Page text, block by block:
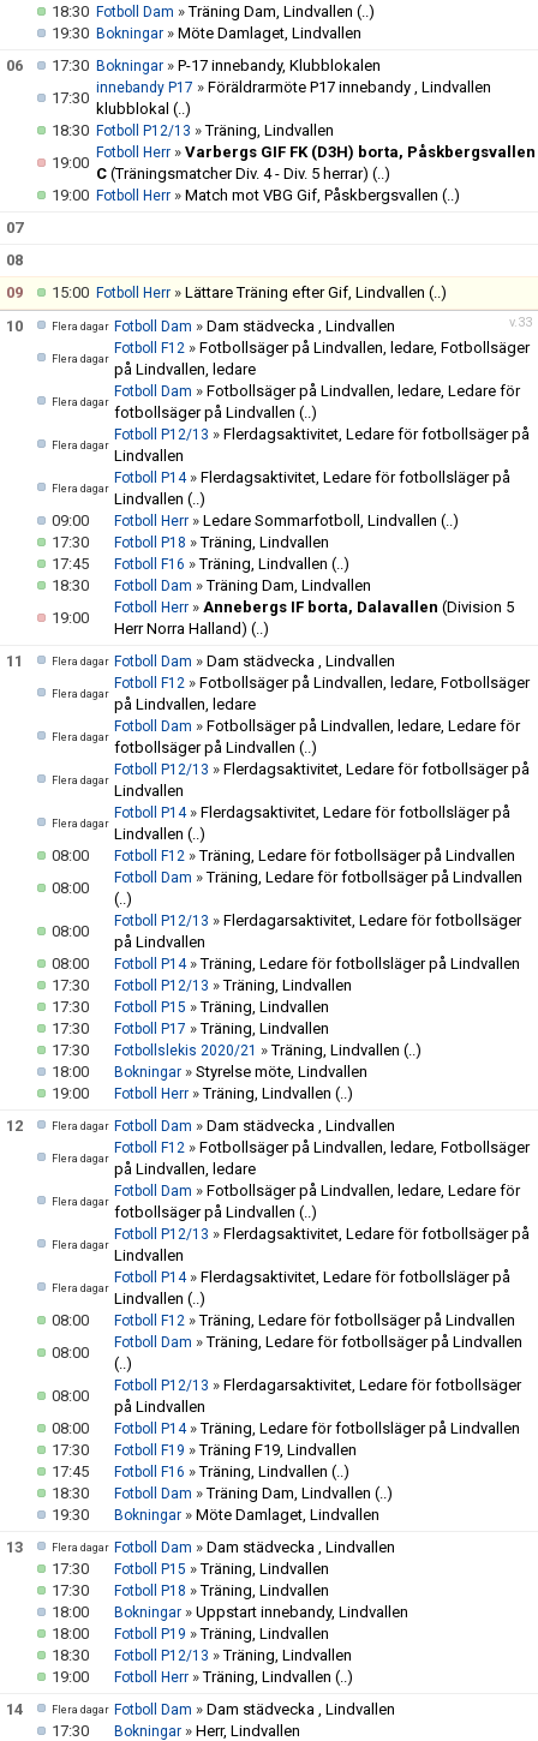
18:30 Fotboll Dam »Träning Dam, Lindvallen (..)
19:30 Bokningar » Möte Damlaget, Lindvallen
06
17:30 Bokningar » P-17 innebandy, Klubblokalen
17:30
innebandy P17 » Föräldrarmöte P17 innebandy , Lindvallen
klubblokal (..)
18:30 Fotboll P12/13 »Träning, Lindvallen
19:00
Fotboll Herr » Varbergs GIF FK (D3H) borta, Påskbergsvallen
C (Träningsmatcher Div. 4 - Div. 5 herrar) (..)
19:00 Fotboll Herr » Match mot VBG Gif, Påskbergsvallen (..)
07
08
09
15:00 Fotboll Herr » Lättare Träning efter Gif, Lindvallen (..)
v.33
10 Flera dagar Fotboll Dam » Dam städvecka , Lindvallen
Flera dagar
Fotboll F12 » Fotbollsäger på Lindvallen, ledare, Fotbollsäger
på Lindvallen, ledare
Flera dagar
Fotboll Dam » Fotbollsäger på Lindvallen, ledare, Ledare för
fotbollsäger på Lindvallen (..)
Flera dagar
Fotboll P12/13 » Flerdagsaktivitet, Ledare för fotbollsäger på
Lindvallen
Flera dagar
Fotboll P14» Flerdagsaktivitet, Ledare för fotbollsläger på
Lindvallen (..)
09:00
Fotboll Herr » Ledare Sommarfotboll, Lindvallen (..)
17:30
Fotboll P18 »Träning, Lindvallen
17:45
Fotboll F16 »Träning, Lindvallen (..)
18:30
Fotboll Dam »Träning Dam, Lindvallen
19:00
Fotboll Herr » Annebergs IF borta, Dalavallen (Division 5
Herr Norra Halland) (..)
11
Flera dagar Fotboll Dam » Dam städvecka , Lindvallen
Flera dagar
Fotboll F12 » Fotbollsäger på Lindvallen, ledare, Fotbollsäger
på Lindvallen, ledare
Flera dagar
Fotboll Dam » Fotbollsäger på Lindvallen, ledare, Ledare för
fotbollsäger på Lindvallen (..)
Flera dagar
Fotboll P12/13 » Flerdagsaktivitet, Ledare för fotbollsäger på
Lindvallen
Flera dagar
Fotboll P14» Flerdagsaktivitet, Ledare för fotbollsläger på
Lindvallen (..)
08:00
Fotboll F12 »Träning, Ledare för fotbollsäger på Lindvallen
08:00
Fotboll Dam »Träning, Ledare för fotbollsäger på Lindvallen
(..)
08:00
Fotboll P12/13 » Flerdagarsaktivitet, Ledare för fotbollsäger
på Lindvallen
08:00
Fotboll P14»Träning, Ledare för fotbollsläger på Lindvallen
17:30
Fotboll P12/13 »Träning, Lindvallen
17:30
Fotboll P15 »Träning, Lindvallen
17:30
Fotboll P17 »Träning, Lindvallen
17:30
Fotbollslekis 2020/21 »Träning, Lindvallen (..)
18:00
Bokningar » Styrelse möte, Lindvallen
19:00
Fotboll Herr »Träning, Lindvallen (..)
12
Flera dagar Fotboll Dam » Dam städvecka , Lindvallen
Flera dagar
Fotboll F12 » Fotbollsäger på Lindvallen, ledare, Fotbollsäger
på Lindvallen, ledare
Flera dagar
Fotboll Dam » Fotbollsäger på Lindvallen, ledare, Ledare för
fotbollsäger på Lindvallen (..)
Flera dagar
Fotboll P12/13 » Flerdagsaktivitet, Ledare för fotbollsäger på
Lindvallen
Flera dagar
Fotboll P14» Flerdagsaktivitet, Ledare för fotbollsläger på
Lindvallen (..)
08:00
Fotboll F12 »Träning, Ledare för fotbollsäger på Lindvallen
08:00
Fotboll Dam »Träning, Ledare för fotbollsäger på Lindvallen
(..)
08:00
Fotboll P12/13 » Flerdagarsaktivitet, Ledare för fotbollsäger
på Lindvallen
08:00
Fotboll P14»Träning, Ledare för fotbollsläger på Lindvallen
17:30
Fotboll F19 »Träning F19, Lindvallen
17:45
Fotboll F16 »Träning, Lindvallen (..)
18:30
Fotboll Dam »Träning Dam, Lindvallen (..)
19:30
Bokningar » Möte Damlaget, Lindvallen
13
Flera dagar Fotboll Dam » Dam städvecka , Lindvallen
17:30
Fotboll P15 »Träning, Lindvallen
17:30
Fotboll P18 »Träning, Lindvallen
18:00
Bokningar » Uppstart innebandy, Lindvallen
18:00
Fotboll P19 »Träning, Lindvallen
18:30
Fotboll P12/13 »Träning, Lindvallen
19:00
Fotboll Herr »Träning, Lindvallen (..)
14
Flera dagar Fotboll Dam » Dam städvecka , Lindvallen
17:30
Bokningar » Herr, Lindvallen